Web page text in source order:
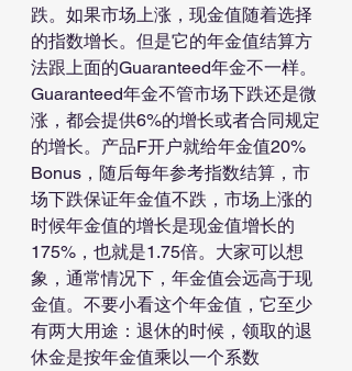
跌。如果市场上涨，现金值随着选择
的指数增长。但是它的年金值结算方
法跟上面的Guaranteed年金不一样。
Guaranteed年金不管市场下跌还是微
涨，都会提供6%的增长或者合同规定
的增长。产品F开户就给年金值20%
Bonus，随后每年参考指数结算，市
场下跌保证年金值不跌，市场上涨的
时候年金值的增长是现金值增长的
175%，也就是1.75倍。大家可以想
象，通常情况下，年金值会远高于现
金值。不要小看这个年金值，它至少
有两大用途：退休的时候，领取的退
休金是按年金值乘以一个系数